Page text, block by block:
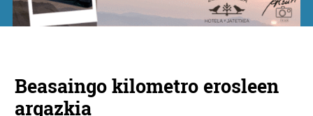
Beasaingo kilometro erosleen
argazkia